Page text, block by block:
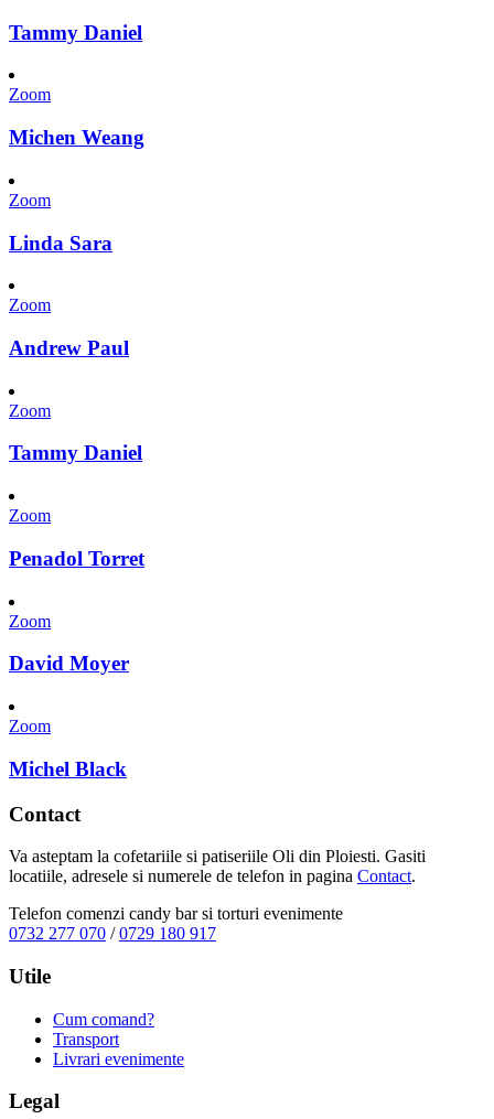
Tammy Daniel
Zoom
Michen Weang
Zoom
Linda Sara
Zoom
Andrew Paul
Zoom
Tammy Daniel
Zoom
Penadol Torret
Zoom
David Moyer
Zoom
Michel Black
Contact
Va asteptam la cofetariile si patiseriile Oli din Ploiesti. Gasiti
locatiile, adresele si numerele de telefon in pagina Contact.
Telefon comenzi candy bar si torturi evenimente
0732 277 070 /0729 180 917
Utile
Cum comand?
Transport
Livrari evenimente
Legal